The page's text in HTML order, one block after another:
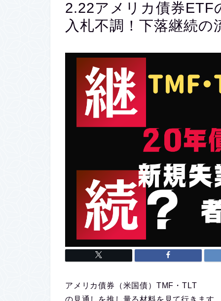
2.22アメリカ債券ETF
入札不調！下落継続の
アメリカ債券（米国債）TMF・TLT
の見通しを推し量る材料を見て行きます